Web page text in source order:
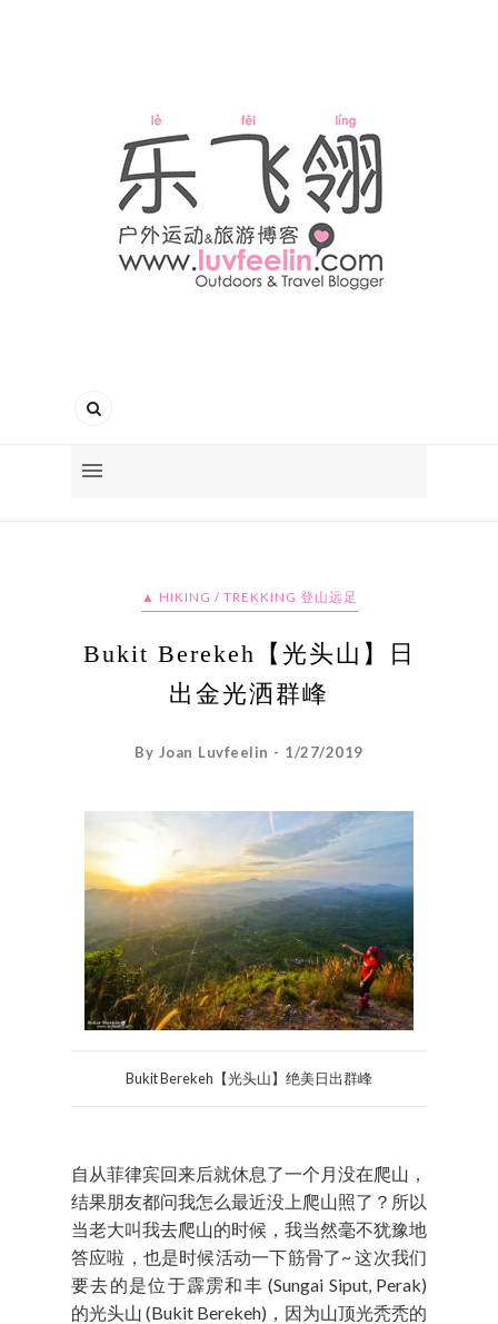
▲ HIKING / TREKKING 登山远足
Bukit Berekeh【光头山】日
出金光洒群峰
By Joan Luvfeelin - 1/27/2019
Bukit Berekeh【光头山】绝美日出群峰
自从菲律宾回来后就休息了一个月没在爬山，
结果朋友都问我怎么最近没上爬山照了？所以
当老大叫我去爬山的时候，我当然毫不犹豫地
答应啦，也是时候活动一下筋骨了~ 这次我们
要去的是位于霹雳和丰 (Sungai Siput, Perak)
的光头山 (Bukit Berekeh)，因为山顶光秃秃的